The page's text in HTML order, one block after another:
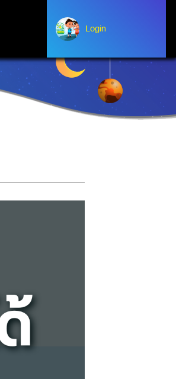
Login
Login